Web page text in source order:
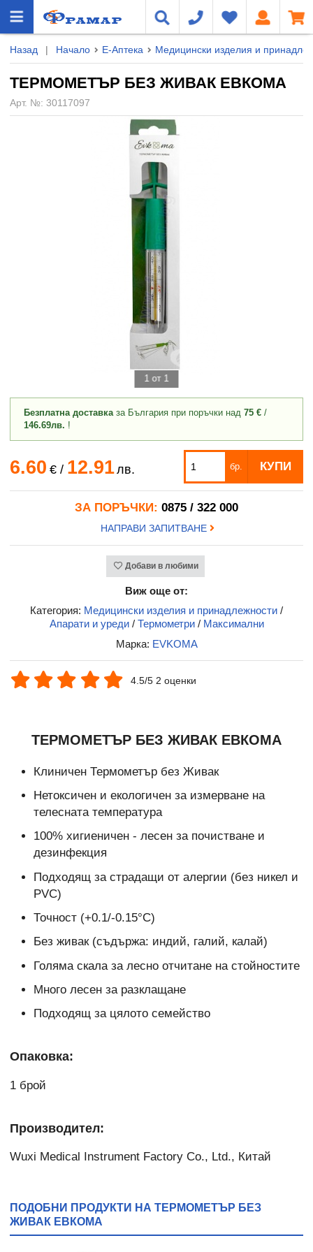
Назад | Начало Е-Аптека Медицински изделия и
ТЕРМОМЕТЪР БЕЗ ЖИВАК ЕВКОМА
Арт. №: 30117097
1 от 1
Безплатна доставказа България при поръчки над 75 € /
146.69лв. !
6.60 €/ 12.91лв. бр. КУПИ
ЗА ПОРЪЧКИ: 0875 / 322 000
НАПРАВИ ЗАПИТВАНЕ
Добави в любими
Виж още от:
Категория: Медицински изделия и принадлежности /
Апарати и уреди/ Термометри/ Максимални
Марка: EVKOMA
4.5/5 2 оценки
ТЕРМОМЕТЪР БЕЗ ЖИВАК ЕВКОМА
Клиничен Термометър без Живак
Нетоксичен и екологичен за измерване на
телесната температура
100% хигиеничен - лесен за почистване и
дезинфекция
Подходящ за страдащи от алергии (без никел и
PVC)
Точност (+0.1/-0.15°C)
Без живак (съдържа: индий, галий, калай)
Голяма скала за лесно отчитане на стойностите
Много лесен за разклащане
Подходящ за цялото семейство
Опаковка:
1 брой
Производител:
Wuxi Medical Instrument Factory Co., Ltd., Китай
ПОДОБНИ ПРОДУКТИ НА ТЕРМОМЕТЪР БЕЗ
ЖИВАК ЕВКОМА